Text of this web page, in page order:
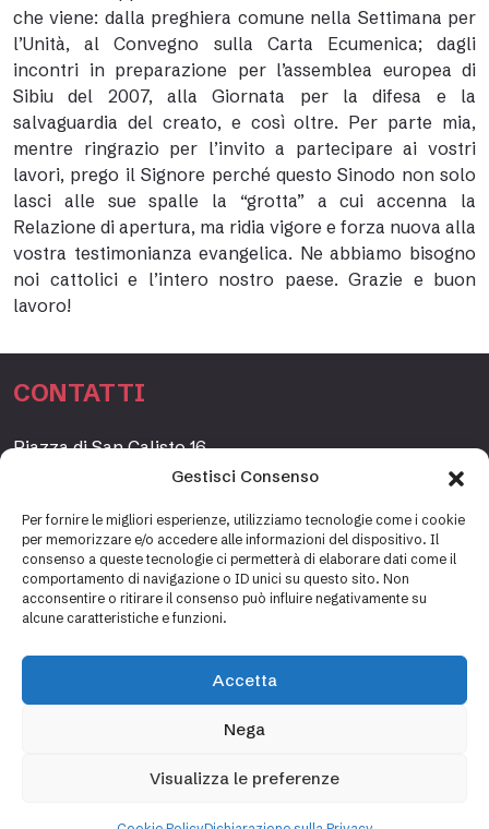
Gestisci Consenso
Per fornire le migliori esperienze, utilizziamo tecnologie come i cookie
per memorizzare e/o accedere alle informazioni del dispositivo. Il
consenso a queste tecnologie ci permetterà di elaborare dati come il
comportamento di navigazione o ID unici su questo sito. Non
acconsentire o ritirare il consenso può influire negativamente su
alcune caratteristiche e funzioni.
Accetta
Nega
Visualizza le preferenze
che viene: dalla preghiera comune nella Settimana per
l’Unità, al Convegno sulla Carta Ecumenica; dagli
incontri in preparazione per l’assemblea europea di
Sibiu del 2007, alla Giornata per la difesa e la
salvaguardia del creato, e così oltre. Per parte mia,
mentre ringrazio per l’invito a partecipare ai vostri
lavori, prego il Signore perché questo Sinodo non solo
lasci alle sue spalle la “grotta” a cui accenna la
Relazione di apertura, ma ridia vigore e forza nuova alla
vostra testimonianza evangelica. Ne abbiamo bisogno
noi cattolici e l’intero nostro paese. Grazie e buon
lavoro!
CONTATTI
Piazza di San Calisto 16,
www.fondazioneetagrande.org
SEGRETERIA
info@fondazioneetagrande.it